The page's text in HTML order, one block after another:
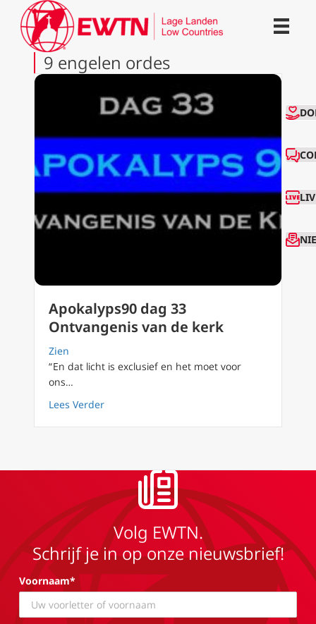
9 engelen ordes
Apokalyps90 dag 33
Ontvangenis van de kerk
Zien
“ En dat licht is exclusief en het moet voor
ons…
Lees Verderabout Apokalyps90 dag 33 Ontvangenis van
Volg EWTN.
Schrijf je in op onze nieuwsbrief!
Voornaam*